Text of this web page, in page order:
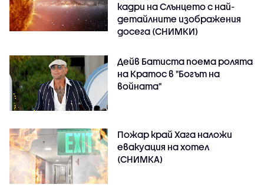
кадри на Слънцето с най-
детайлните изображения
досега (СНИМКИ)
Дейв Батиста поема ролята
на Кратос в "Богът на
войната"
Пожар край Хага наложи
евакуация на хотел
(СНИМКА)